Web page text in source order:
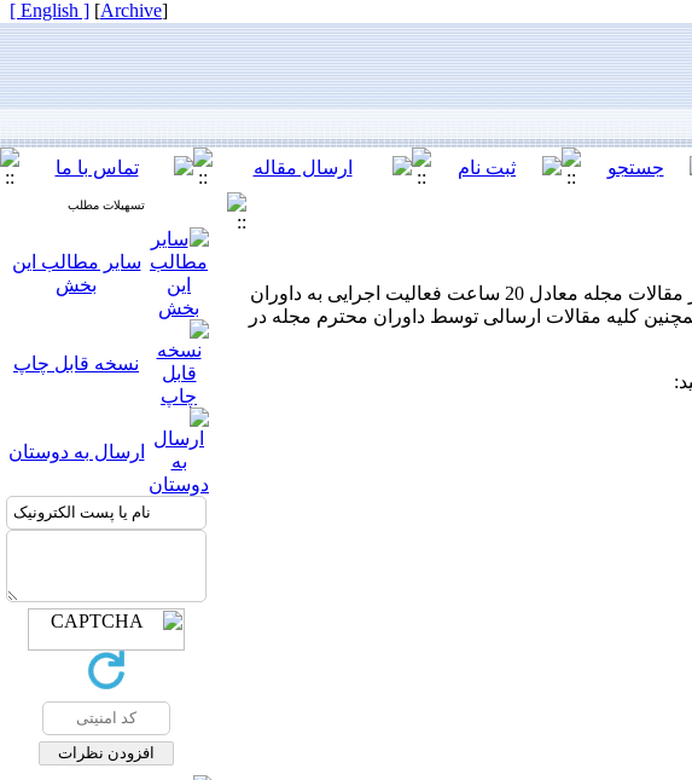
[
Archive
]
[ English ]
با سلام و تشکر از همکاری های به عمل امده بدین وسیله اعلام میگردد جهت داوری هریک از مقالات مجله معادل 20 ساعت فعالیت اجرایی به داوران
کلیه مقالات ارسالی توسط داوران محترم مجله در
تسهیلات مطلب
سایر مطالب این
بخش
نسخه قابل چاپ
ارسال به دوستان